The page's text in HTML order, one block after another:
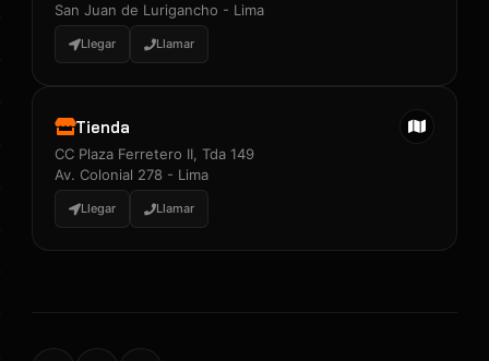
San Juan de Lurigancho - Lima
Llegar Llamar
Tienda
CC Plaza Ferretero II, Tda 149
Av. Colonial 278 - Lima
Llegar Llamar